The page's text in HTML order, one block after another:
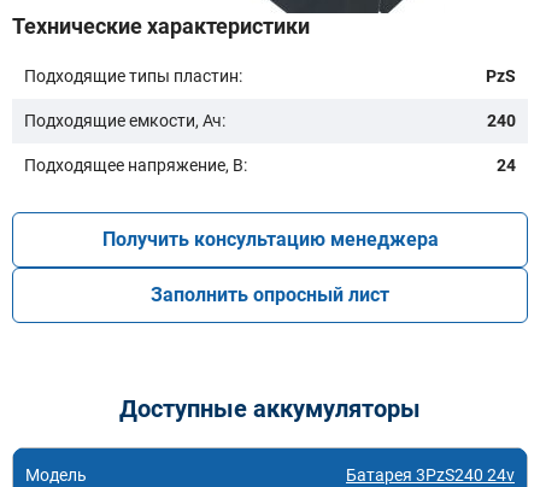
Технические характеристики
Подходящие типы пластин: PzS
Подходящие емкости, Ач: 240
Подходящее напряжение, В: 24
Получить консультацию менеджера
Заполнить опросный лист
Доступные аккумуляторы
Батарея 3PzS240 24v